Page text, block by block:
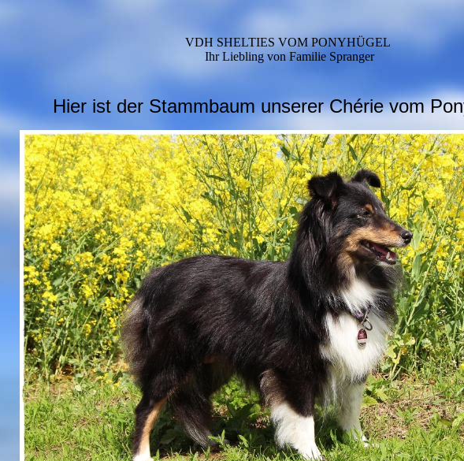
VDH SHELTIES VOM PONYHÜGEL
Ihr Liebling von Familie Spranger
Hier ist der Stammbaum unserer Chérie vom